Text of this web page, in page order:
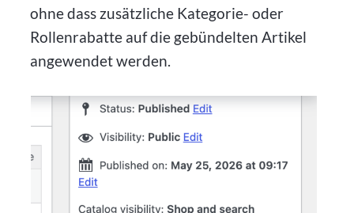
ohne dass zusätzliche Kategorie- oder
Rollenrabatte auf die gebündelten Artikel
angewendet werden.